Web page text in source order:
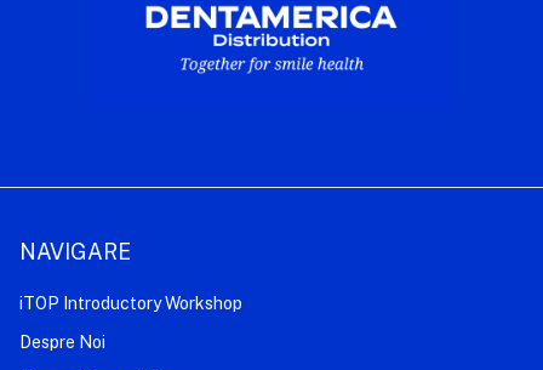
NAVIGARE
iTOP Introductory Workshop
Despre Noi